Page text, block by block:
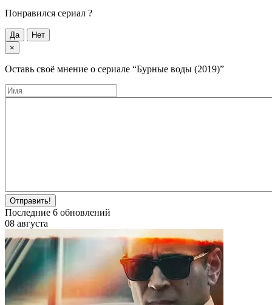
Понравился cериал ?
Да
Нет
×
Оставь своё мнение о cериале “Бурные воды (2019)”
Отправить!
Последние 6 обновлений
08 августа